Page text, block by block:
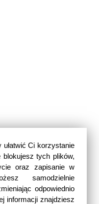
Ci korzystanie
tych plików,
oraz zapisanie w
samodzielnie
odpowiednio
informacji znajdziesz